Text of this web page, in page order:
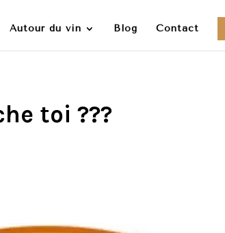
Autour du vin Blog Contact
toi ???